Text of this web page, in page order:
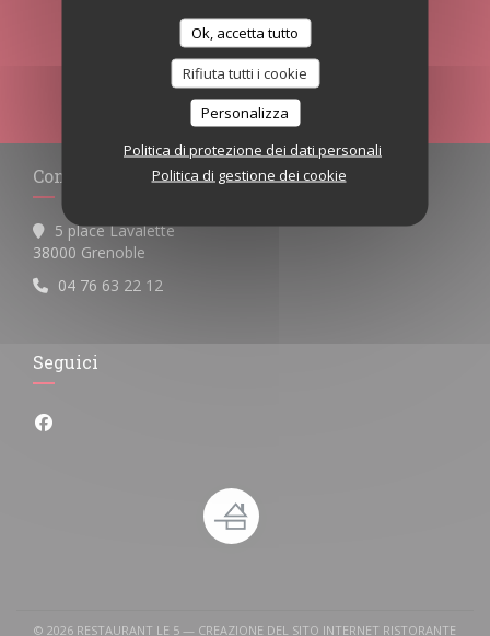
Ok, accetta tutto
Rifiuta tutti i cookie
Personalizza
Politica di protezione dei dati personali
Politica di gestione dei cookie
Iscriversi alla nostra newsletter per ricevere comunicazioni
personalizzate e offerte di marketing via e-mail.
ABBONATI
Contattaci
5 place Lavalette
38000 Grenoble
04 76 63 22 12
Seguici
Facebook ((apre una nuova finestra))
© 2026 RESTAURANT LE 5 — CREAZIONE DEL SITO INTERNET RISTORANTE